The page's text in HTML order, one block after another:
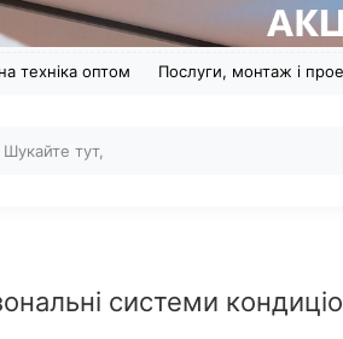
техніка оптом Послуги, монтаж і
системи